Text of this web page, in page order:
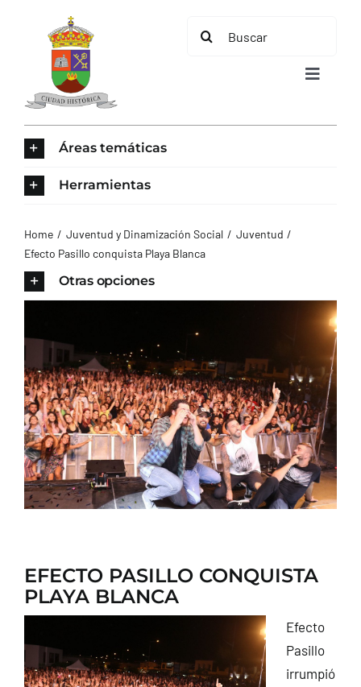
contenido
Buscar:
Toggle
AYUNTAMIENTO
CONTACTO
Áreas temáticas
Herramientas
Home Juventud y Dinamización Social
Juventud
Efecto Pasillo conquista Playa Blanca
Otras opciones
EFECTO PASILLO CONQUISTA
PLAYA BLANCA
Efecto
Pasillo
irrumpió